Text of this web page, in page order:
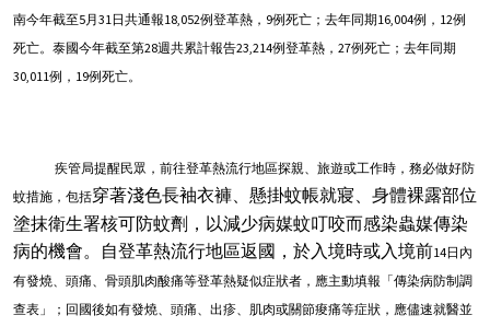
南今年截至5月31日共通報18,052例登革熱，9例死亡；去年同期16,004例，12例
死亡。泰國今年截至第28週共累計報告23,214例登革熱，27例死亡；去年同期
30,011例，19例死亡。
疾管局提醒民眾，前往登革熱流行地區探親、旅遊或工作時，務必做好防
蚊措施，包括穿著淺色長袖衣褲、懸掛蚊帳就寢、身體裸露部位
塗抹衛生署核可防蚊劑，以減少病媒蚊叮咬而感染蟲媒傳染
病的機會。自登革熱流行地區返國，於入境時或入境前14日內
有發燒、頭痛、骨頭肌肉酸痛等登革熱疑似症狀者，應主動填報「傳染病防制調
查表」；回國後如有發燒、頭痛、出疹、肌肉或關節痠痛等症狀，應儘速就醫並